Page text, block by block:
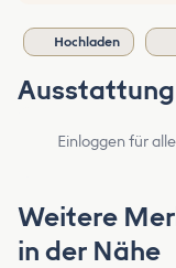
Hochladen
Ausstattung
Einloggen für
Weitere
in der Nähe